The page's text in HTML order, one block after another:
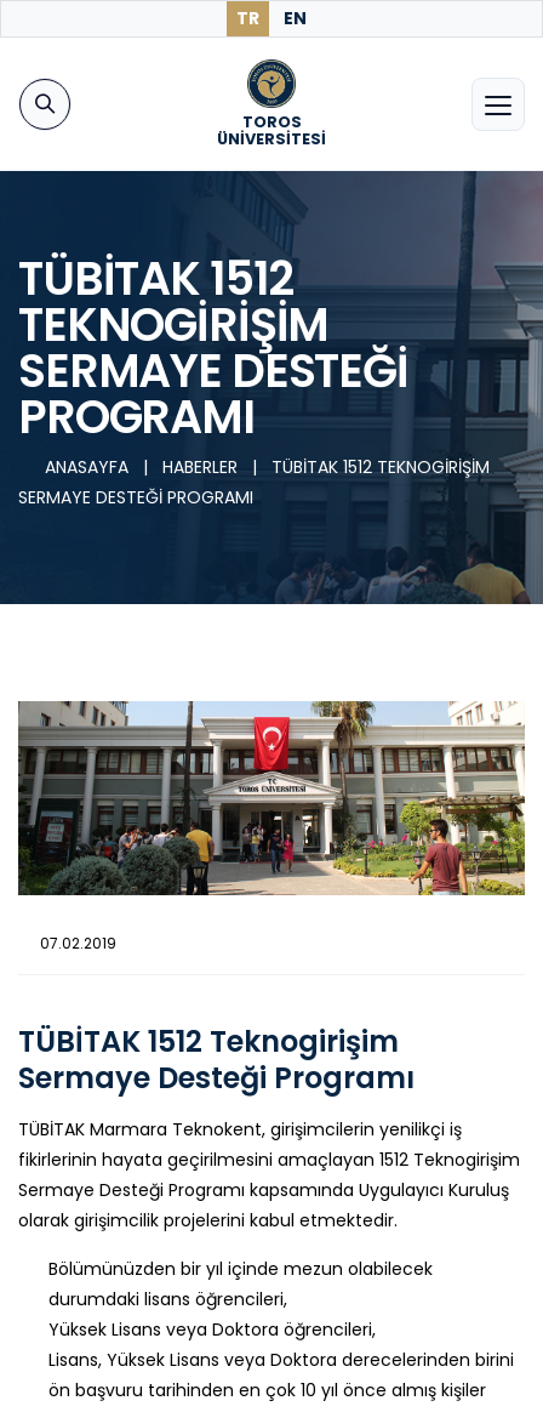
TR EN
TOROS
ÜNİVERSİTESİ
TÜBİTAK 1512
TEKNOGİRİŞİM
SERMAYE DESTEĞİ
PROGRAMI
ANASAYFA | HABERLER |
TÜBİTAK 1512 TEKNOGİRİŞİM
SERMAYE DESTEĞİ PROGRAMI
07.02.2019
TÜBİTAK 1512 Teknogirişim
Sermaye Desteği Programı
TÜBİTAK Marmara Teknokent, girişimcilerin yenilikçi iş
fikirlerinin hayata geçirilmesini amaçlayan 1512 Teknogirişim
Sermaye Desteği Programı kapsamında Uygulayıcı Kuruluş
olarak girişimcilik projelerini kabul etmektedir.
Bölümünüzden bir yıl içinde mezun olabilecek
durumdaki lisans öğrencileri,
Yüksek Lisans veya Doktora öğrencileri,
Lisans, Yüksek Lisans veya Doktora derecelerinden birini
ön başvuru tarihinden en çok 10 yıl önce almış kişiler